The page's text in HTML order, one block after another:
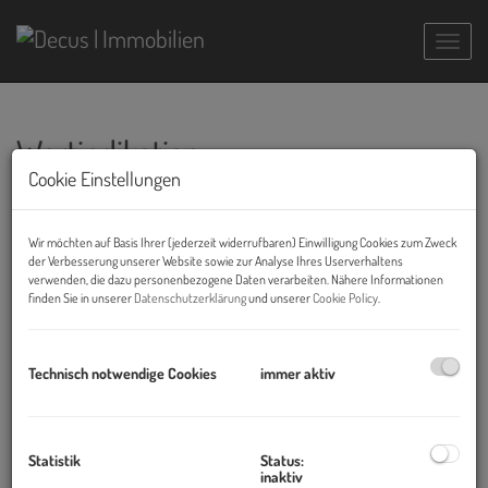
Wertindikation
Wertindikation – Erste Einschätzung des
Immobilienwerts
Sie möchten eine schnelle und unverbindliche Vorabeinschätzung
Ihres Immobilienwerts? Die Wertindikation basiert auf den
Verkehrswertgutachten = detaillierte Bewertung aller
Cookie Einstellungen
Wir möchten auf Basis Ihrer (jederzeit widerrufbaren) Einwilligung Cookies zum Zweck
der Verbesserung unserer Website sowie zur Analyse Ihres Userverhaltens
verwenden, die dazu personenbezogene Daten verarbeiten. Nähere Informationen
finden Sie in unserer Datenschutzerklärungund unsererCookie Policy.
Technisch notwendige Cookies immer aktiv
Statistik
Status:
inaktiv